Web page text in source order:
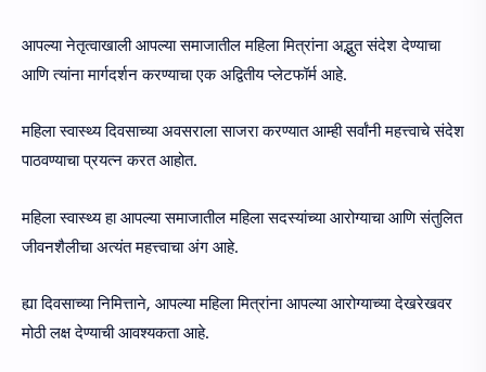
आपल्या नेतृत्वाखाली आपल्या समाजातील महिला मित्रांना अद्भुत संदेश देण्याचा
आणि त्यांना मार्गदर्शन करण्याचा एक अद्वितीय प्लेटफॉर्म आहे.
महिला स्वास्थ्य दिवसाच्या अवसराला साजरा करण्यात आम्ही सर्वांनी महत्त्वाचे संदेश
पाठवण्याचा प्रयत्न करत आहोत.
महिला स्वास्थ्य हा आपल्या समाजातील महिला सदस्यांच्या आरोग्याचा आणि संतुलित
जीवनशैलीचा अत्यंत महत्त्वाचा अंग आहे.
ह्या दिवसाच्या निमित्ताने, आपल्या महिला मित्रांना आपल्या आरोग्याच्या देखरेखवर
मोठी लक्ष देण्याची आवश्यकता आहे.